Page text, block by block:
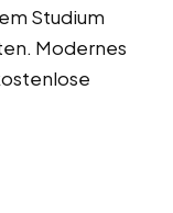
Studium
Modernes